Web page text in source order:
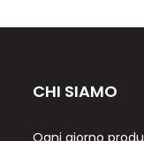
CHI SIAMO